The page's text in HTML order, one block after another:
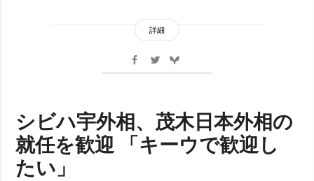
詳細
シビハ宇外相、茂木日本外相の
就任を歓迎 「キーウで歓迎し
たい」